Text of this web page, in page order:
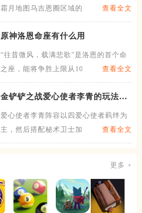
霜月地图乌吉恩圈区域的左上
查看全文
原神洛恩命座有什么用
“往昔微风，载满悲歌”是洛恩的首个命
之座，能将争胜上限从10
查看全文
金铲铲之战爱心使者李青的玩法是
爱心使者李青阵容以四爱心使者羁绊为
主，然后搭配秘术卫士加上a
查看全文
更多 +